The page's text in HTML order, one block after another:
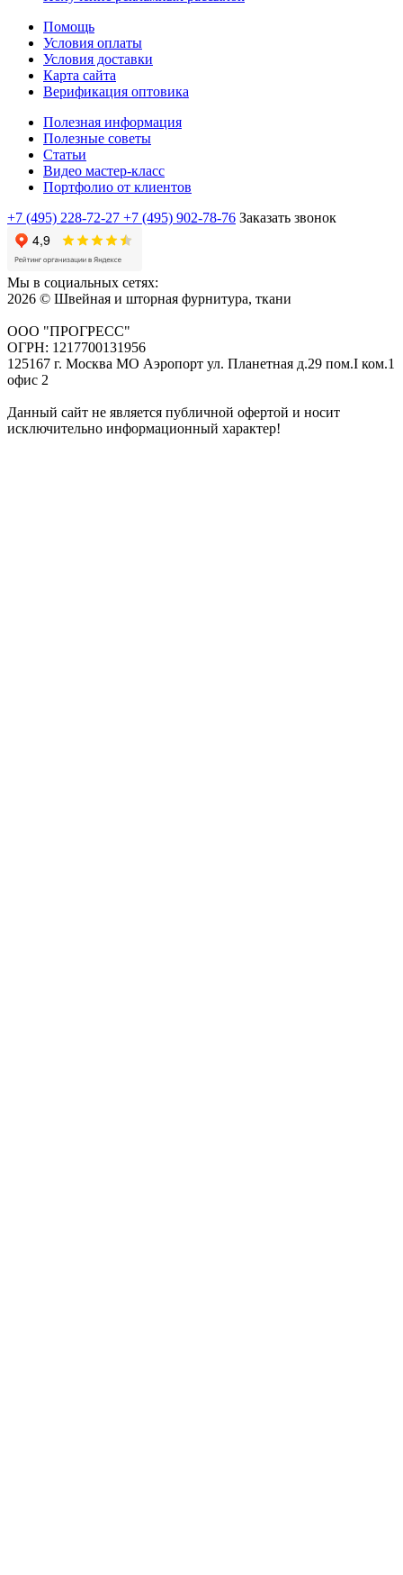
Помощь
Условия оплаты
Условия доставки
Карта сайта
Верификация оптовика
Полезная информация
Полезные советы
Статьи
Видео мастер-класс
Портфолио от клиентов
+7 (495) 228-72-27 +7 (495) 902-78-76 Заказать звонок
Мы в социальных сетях:
2026 © Швейная и шторная фурнитура, ткани
ООО "ПРОГРЕСС"
ОГРН: 1217700131956
125167 г. Москва МО Аэропорт ул. Планетная д.29 пом.I ком.1
офис 2
Данный сайт не является публичной офертой и носит
исключительно информационный характер!